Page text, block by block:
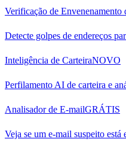
Verificação de Envenenamento
Detecte golpes de endereços
Inteligência de CarteiraNOVO
Perfilamento AI de carteira e
Analisador de E-mailGRÁTIS
Veja se um e-mail suspeito